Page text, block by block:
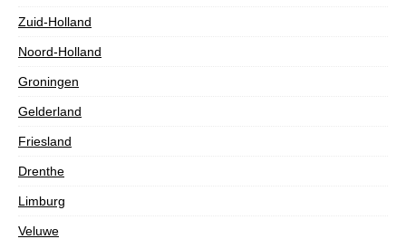
Zuid-Holland
Noord-Holland
Groningen
Gelderland
Friesland
Drenthe
Limburg
Veluwe